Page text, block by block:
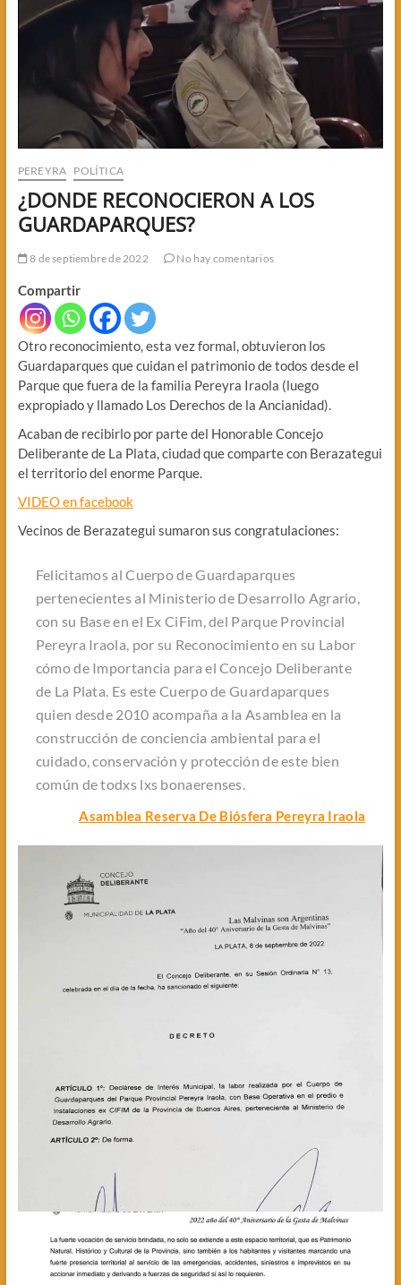
PEREYRA POLÍTICA
¿DONDE RECONOCIERON A LOS
GUARDAPARQUES?
8 de septiembre de 2022 No hay comentarios
Compartir
Otro reconocimiento, esta vez formal, obtuvieron los
Guardaparques que cuidan el patrimonio de todos desde el
Parque que fuera de la familia Pereyra Iraola (luego
expropiado y llamado Los Derechos de la Ancianidad).
Acaban de recibirlo por parte del Honorable Concejo
Deliberante de La Plata, ciudad que comparte con Berazategui
el territorio del enorme Parque.
VIDEO en facebook
Vecinos de Berazategui sumaron sus congratulaciones:
Felicitamos al Cuerpo de Guardaparques
pertenecientes al Ministerio de Desarrollo Agrario,
con su Base en el Ex CiFim, del Parque Provincial
Pereyra Iraola, por su Reconocimiento en su Labor
cómo de Importancia para el Concejo Deliberante
de La Plata. Es este Cuerpo de Guardaparques
quien desde 2010 acompaña a la Asamblea en la
construcción de conciencia ambiental para el
cuidado, conservación y protección de este bien
común de todxs lxs bonaerenses.
Asamblea Reserva De Biósfera Pereyra Iraola